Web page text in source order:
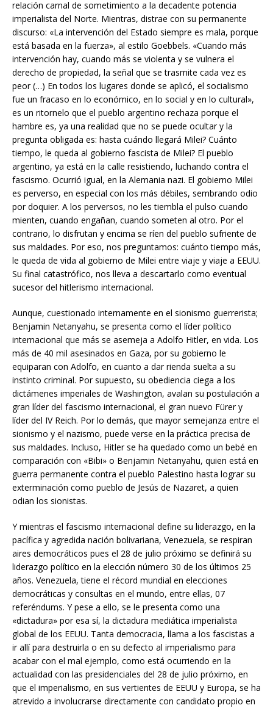
relación carnal de sometimiento a la decadente potencia
imperialista del Norte. Mientras, distrae con su permanente
discurso: «La intervención del Estado siempre es mala, porque
está basada en la fuerza», al estilo Goebbels. «Cuando más
intervención hay, cuando más se violenta y se vulnera el
derecho de propiedad, la señal que se trasmite cada vez es
peor (…) En todos los lugares donde se aplicó, el socialismo
fue un fracaso en lo económico, en lo social y en lo cultural»,
es un ritornelo que el pueblo argentino rechaza porque el
hambre es, ya una realidad que no se puede ocultar y la
pregunta obligada es: hasta cuándo llegará Milei? Cuánto
tiempo, le queda al gobierno fascista de Milei? El pueblo
argentino, ya está en la calle resistiendo, luchando contra el
fascismo. Ocurrió igual, en la Alemania nazi. El gobierno Milei
es perverso, en especial con los más débiles, sembrando odio
por doquier. A los perversos, no les tiembla el pulso cuando
mienten, cuando engañan, cuando someten al otro. Por el
contrario, lo disfrutan y encima se ríen del pueblo sufriente de
sus maldades. Por eso, nos preguntamos: cuánto tiempo más,
le queda de vida al gobierno de Milei entre viaje y viaje a EEUU.
Su final catastrófico, nos lleva a descartarlo como eventual
sucesor del hitlerismo internacional.
Aunque, cuestionado internamente en el sionismo guerrerista;
Benjamin Netanyahu, se presenta como el líder político
internacional que más se asemeja a Adolfo Hitler, en vida. Los
más de 40 mil asesinados en Gaza, por su gobierno le
equiparan con Adolfo, en cuanto a dar rienda suelta a su
instinto criminal. Por supuesto, su obediencia ciega a los
dictámenes imperiales de Washington, avalan su postulación a
gran líder del fascismo internacional, el gran nuevo Fürer y
líder del IV Reich. Por lo demás, que mayor semejanza entre el
sionismo y el nazismo, puede verse en la práctica precisa de
sus maldades. Incluso, Hitler se ha quedado como un bebé en
comparación con «Bibi» o Benjamin Netanyahu, quien está en
guerra permanente contra el pueblo Palestino hasta lograr su
exterminación como pueblo de Jesús de Nazaret, a quien
odian los sionistas.
Y mientras el fascismo internacional define su liderazgo, en la
pacífica y agredida nación bolivariana, Venezuela, se respiran
aires democráticos pues el 28 de julio próximo se definirá su
liderazgo político en la elección número 30 de los últimos 25
años. Venezuela, tiene el récord mundial en elecciones
democráticas y consultas en el mundo, entre ellas, 07
referéndums. Y pese a ello, se le presenta como una
«dictadura» por esa sí, la dictadura mediática imperialista
global de los EEUU. Tanta democracia, llama a los fascistas a
ir allí para destruirla o en su defecto al imperialismo para
acabar con el mal ejemplo, como está ocurriendo en la
actualidad con las presidenciales del 28 de julio próximo, en
que el imperialismo, en sus vertientes de EEUU y Europa, se ha
atrevido a involucrarse directamente con candidato propio en